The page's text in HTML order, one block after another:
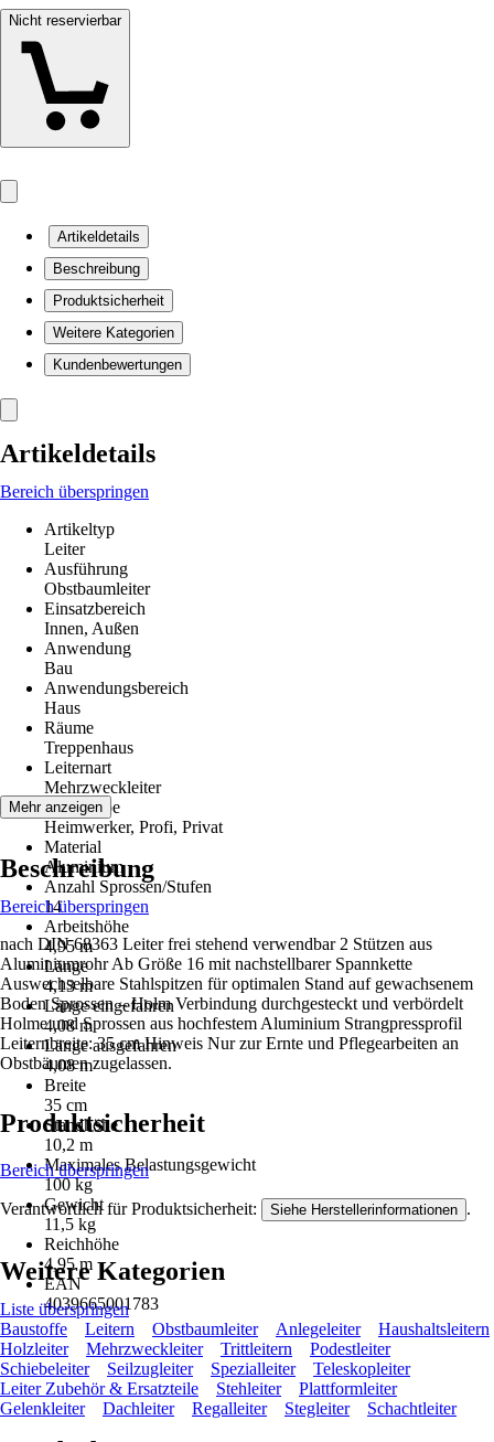
Nicht reservierbar
Artikeldetails
Beschreibung
Produktsicherheit
Weitere Kategorien
Kundenbewertungen
Artikeldetails
Bereich überspringen
Artikeltyp
Leiter
Ausführung
Obstbaumleiter
Einsatzbereich
Innen, Außen
Anwendung
Bau
Anwendungsbereich
Haus
Räume
Treppenhaus
Leiternart
Mehrzweckleiter
Zielgruppe
Heimwerker, Profi, Privat
Material
Aluminium
Anzahl Sprossen/Stufen
14
Arbeitshöhe
4,95 m
Länge
4,13 m
Länge eingefahren
4,08 m
Länge ausgefahren
4,08 m
Breite
35 cm
Standhöhe
10,2 m
Maximales Belastungsgewicht
100 kg
Gewicht
11,5 kg
Reichhöhe
4,95 m
EAN
4039665001783
Mehr anzeigen
Beschreibung
Bereich überspringen
nach DIN 68363 Leiter frei stehend verwendbar 2 Stützen aus
Aluminiumrohr Ab Größe 16 mit nachstellbarer Spannkette
Auswechselbare Stahlspitzen für optimalen Stand auf gewachsenem
Boden Sprossen – Holm Verbindung durchgesteckt und verbördelt
Holme und Sprossen aus hochfestem Aluminium Strangpressprofil
Leiternbreite: 35 cm Hinweis Nur zur Ernte und Pflegearbeiten an
Obstbäumen zugelassen.
Produktsicherheit
Bereich überspringen
Verantwortlich für Produktsicherheit: Siehe Herstellerinformationen .
Weitere Kategorien
Liste überspringen
Baustoffe
Leitern Obstbaumleiter Anlegeleiter
Haushaltsleitern
Holzleiter
Mehrzweckleiter Trittleitern
Podestleiter
Schiebeleiter
Seilzugleiter Spezialleiter
Teleskopleiter
Leiter Zubehör & Ersatzteile
Stehleiter
Plattformleiter
Gelenkleiter
Dachleiter Regalleiter Stegleiter Schachtleiter